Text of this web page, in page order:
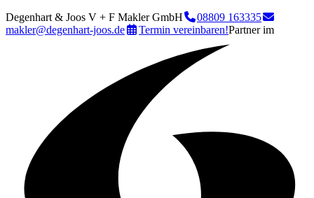
Degenhart & Joos V + F Makler GmbH
08809 163335
makler@degenhart-joos.de
Termin vereinbaren!Partner im